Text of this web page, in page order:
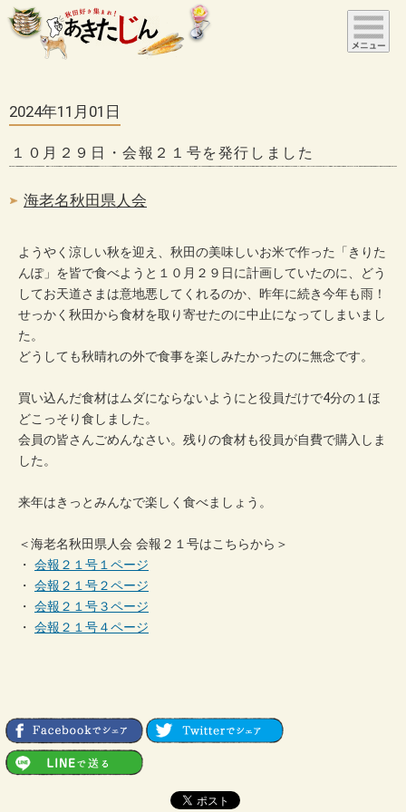
2024年11月01日
１０月２９日・会報２１号を発行しました
海老名秋田県人会
ようやく涼しい秋を迎え、秋田の美味しいお米で作った「きりた
んぽ」を皆で食べようと１０月２９日に計画していたのに、どう
してお天道さまは意地悪してくれるのか、昨年に続き今年も雨！
せっかく秋田から食材を取り寄せたのに中止になってしまいまし
た。
どうしても秋晴れの外で食事を楽しみたかったのに無念です。
買い込んだ食材はムダにならないようにと役員だけで4分の１ほ
どこっそり食しました。
会員の皆さんごめんなさい。残りの食材も役員が自費で購入しま
した。
来年はきっとみんなで楽しく食べましょう。
＜海老名秋田県人会 会報２１号はこちらから＞
・ 会報２１号１ページ
・ 会報２１号２ページ
・ 会報２１号３ページ
・ 会報２１号４ページ